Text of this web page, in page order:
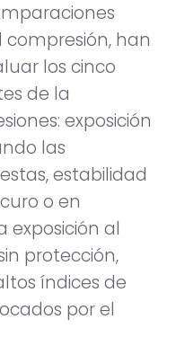
han
los cinco
de la
exposición
las
estabilidad
o en
exposición al
protección,
índices de
por el